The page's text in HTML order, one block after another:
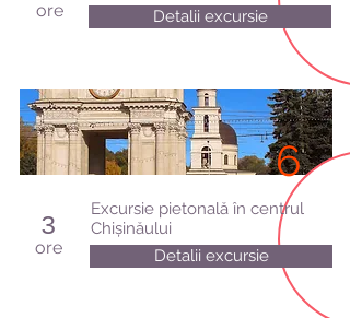
ore Detalii excursie
6
3
ore
Excursie pietonală în centrul
Chișinăului
Detalii excursie